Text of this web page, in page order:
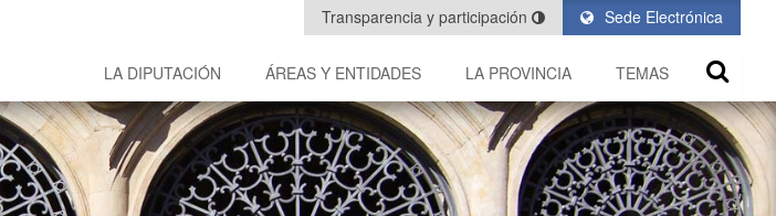
Sede Electrónica
Transparencia y participación
LA DIPUTACIÓN ÁREAS Y ENTIDADES LA PROVINCIA TEMAS